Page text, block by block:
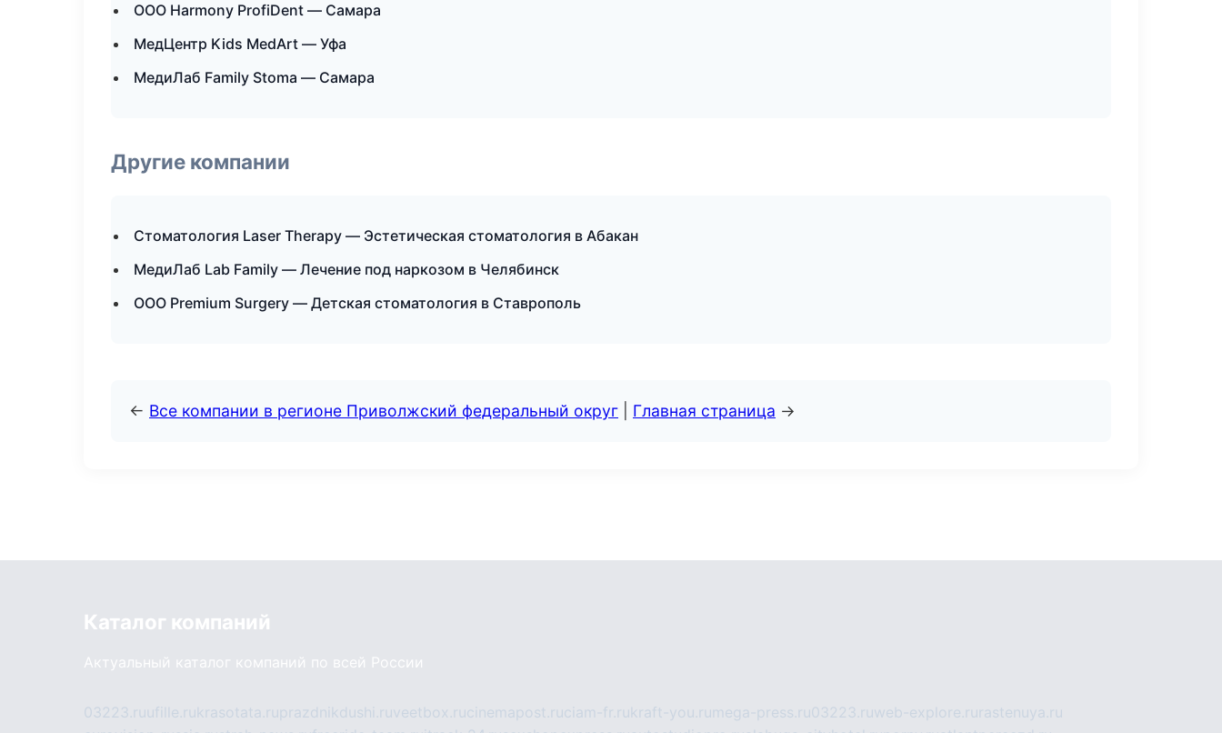
ООО Harmony ProfiDent — Самара
МедЦентр Kids MedArt — Уфа
МедиЛаб Family Stoma — Самара
Другие компании
Стоматология Laser Therapy — Эстетическая стоматология в Абакан
МедиЛаб Lab Family — Лечение под наркозом в Челябинск
ООО Premium Surgery — Детская стоматология в Ставрополь
← Все компании в регионе Приволжский федеральный округ Главная страница →
Каталог компаний
Актуальный каталог компаний по всей России
03223.ruufille.rukrasotata.ruprazdnikdushi.ruveetbox.rucinemapost.ruciam-fr.rukraft-you.ru mega-press.ru03223.ruweb-explore.ru rastenuya.ru